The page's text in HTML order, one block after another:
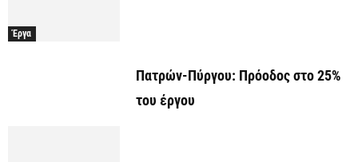
Έργα
Πατρών-Πύργου: Πρόοδος στο 25%
του έργου